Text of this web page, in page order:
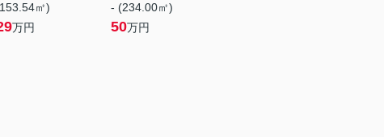
㎡)
万円
- (234.00㎡)
50万円